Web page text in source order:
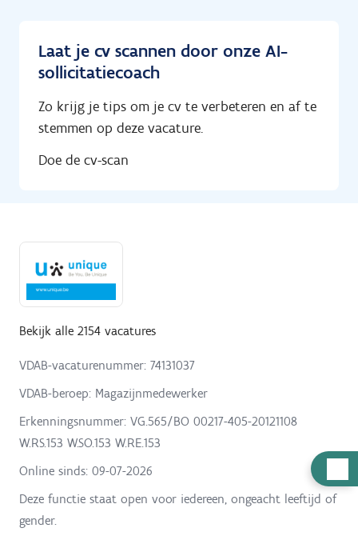
u
Laat je cv scannen door onze AI-
sollicitatiecoach
Zo krijg je tips om je cv te verbeteren en af te
stemmen op deze vacature.
Doe de cv-scan
Bekijk alle 2154 vacatures
VDAB-vacaturenummer: 74131037
VDAB-beroep: Magazijnmedewerker
Erkenningsnummer: VG.565/BO 00217-405-20121108
W.RS.153 W.SO.153 W.RE.153
Online sinds: 09-07-2026
Deze functie staat open voor iedereen, ongeacht leeftijd of
gender.